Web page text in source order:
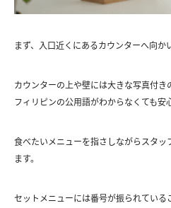
まず、入口近くにあるカウンターへ向か
カウンターの上や壁には大きな写真付き
フィリピンの公用語がわからなくても安
食べたいメニューを指さしながらスタ
ます。
セットメニューには番号が振られてい